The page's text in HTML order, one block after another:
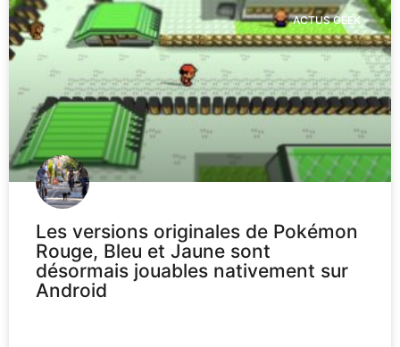
ACTUS GEEK
Les versions originales de Pokémon
Rouge, Bleu et Jaune sont
désormais jouables nativement sur
Android